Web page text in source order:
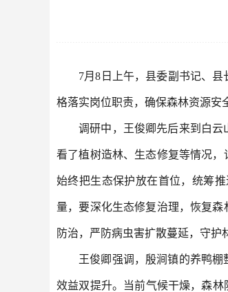
7月8日上午，县委副书记、
格落实岗位职责，确保森林资源安
调研中，王俊卿先后来到白
看了植树造林、生态修复等情况
始终把生态保护放在首位，统筹
量，要深化生态修复治理，恢复
防治，严防病虫害扩散蔓延，守护
王俊卿强调，殷涧镇的养鸭
效益双提升。当前气候干燥，森